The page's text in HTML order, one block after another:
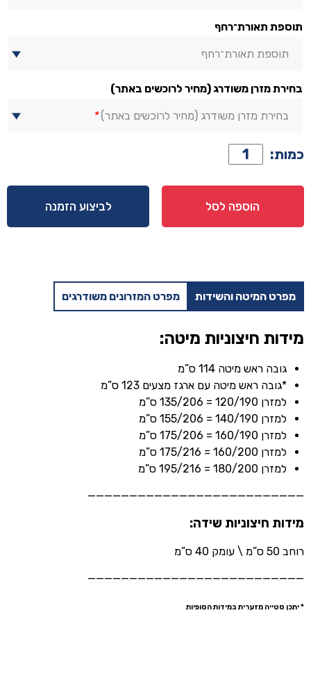
תוספת תאורת־רחף
תוספת תאורת־רחף
בחירת מזרן משודרג (מחיר לרוכשים באתר)
בחירת מזרן משודרג (מחיר לרוכשים באתר)*
כמות: כמות
של
מיטה
דגם
מזרן
מתנה
הוספה לסל לביצוע הזמנה
מפרט המיטה והשידות מפרט המזרונים משודרגים
מידות חיצוניות מיטה:
גובה ראש מיטה 114 ס”מ
*גובה ראש מיטה עם ארגז מצעים 123 ס”מ
למזרן 120/190 = 135/206 ס”מ
למזרן 140/190 = 155/206 ס”מ
למזרן 160/190 = 175/206 ס”מ
למזרן 160/200 = 175/216 ס”מ
למזרן 180/200 = 195/216 ס”מ
——————————————————————————
מידות חיצוניות שידה:
רוחב 50 ס”מ \ עומק 40 ס”מ
——————————————————————————
* יתכן סטייה מזערית במידות הסופיות